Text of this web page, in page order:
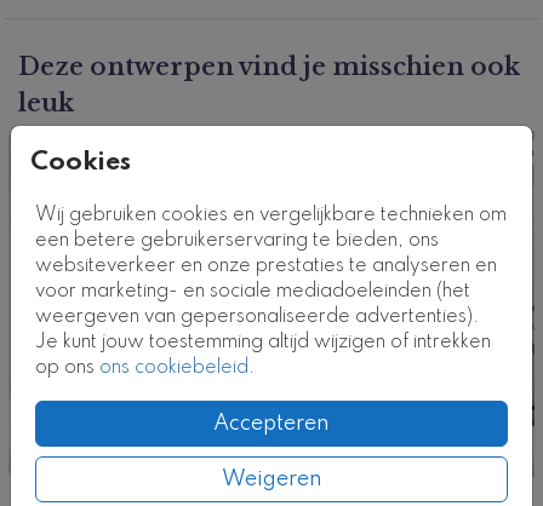
Cookies
Wij gebruiken cookies en vergelijkbare technieken om
een betere gebruikerservaring te bieden, ons
websiteverkeer en onze prestaties te analyseren en
voor marketing- en sociale mediadoeleinden (het
weergeven van gepersonaliseerde advertenties).
Je kunt jouw toestemming altijd wijzigen of intrekken
op ons ons cookiebeleid.
Accepteren
Weigeren
Klik voor alle kraamboeken.
Dit product maakt deel uit van
Kaartcode: KB-0756-n2
Deze ontwerpen vind je misschien ook
leuk